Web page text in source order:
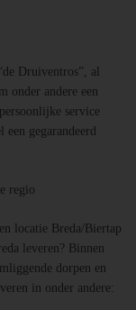
Druiventros”, al
onder andere een
service
gegarandeerd
regio
locatie Breda/Biertap
leveren? Binnen
dorpen en
in onder andere: